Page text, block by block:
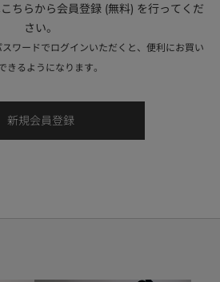
ちらから会員登録 (無料) を行ってくだ
さい。
ワードでログインいただくと、便利にお買い
きるようになります。